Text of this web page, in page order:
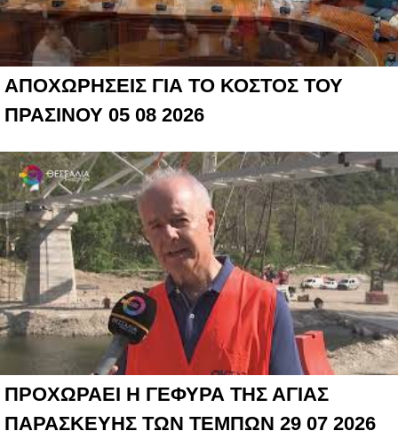
ΑΠΟΧΩΡΗΣΕΙΣ ΓΙΑ ΤΟ ΚΟΣΤΟΣ ΤΟΥ
ΠΡΑΣΙΝΟΥ 05 08 2026
ΠΡΟΧΩΡΑΕΙ Η ΓΕΦΥΡΑ ΤΗΣ ΑΓΙΑΣ
ΠΑΡΑΣΚΕΥΗΣ ΤΩΝ ΤΕΜΠΩΝ 29 07 2026